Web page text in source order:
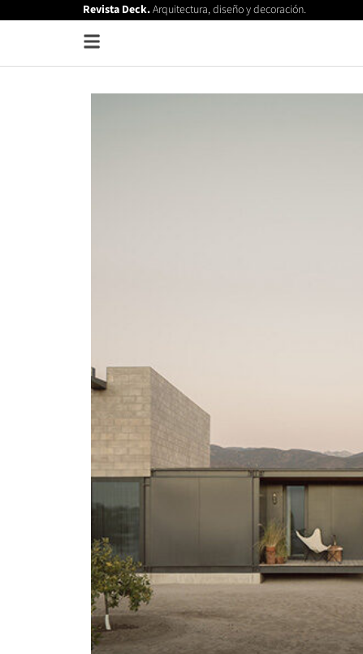
Revista Deck.Arquitectura, diseño y decoración.